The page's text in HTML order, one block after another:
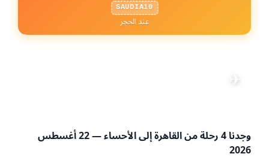
SAUDIA10
عند الحجز
✈
وجدنا 4 رحلة منالقاهرةإلىالأحساء
— 22 أغسطس
2026